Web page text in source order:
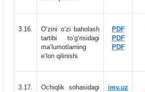
3.16.
O‘zini o‘zi baholash
tartibi to‘g‘risidagi
maʼlumotlarning
eʼlon qilinishi
PDF
PDF
PDF
3.17.
Ochiqlik sohasidagi
imv.uz